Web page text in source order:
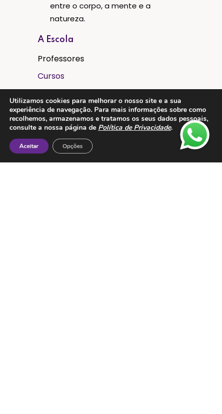
entre o corpo, a mente e a
natureza.
A Escola
Professores
Cursos
Eventos
Instalações
Utilizamos cookies para melhorar o nosso site e a sua
experiência de navegação. Para mais informações sobre como
recolhemos, armazenamos e tratamos os seus dados pessoais,
consulte a nossa página de Política de Privacidade.
Aceitar Opções